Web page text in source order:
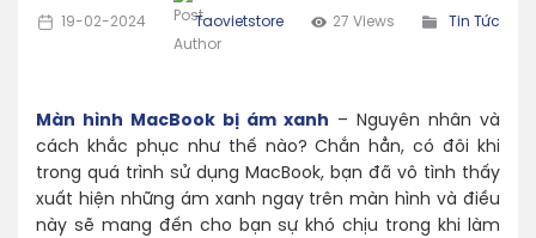
19-02-2024 Taovietstore 27 Views Tin Tức
Màn hình MacBook bị ám xanh – Nguyên nhân và
cách khắc phục như thế nào? Chắn hẳn, có đôi khi
trong quá trình sử dụng MacBook, bạn đã vô tình thấy
xuất hiện những ám xanh ngay trên màn hình và điều
này sẽ mang đến cho bạn sự khó chịu trong khi làm